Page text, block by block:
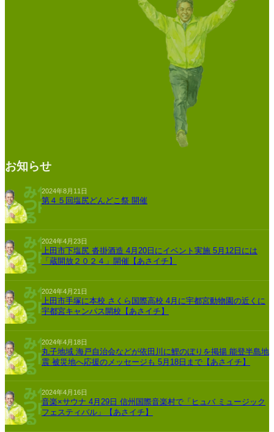
お知らせ
2024年8月11日
第４５回塩尻どんどこ祭 開催
2024年4月23日
上田市下塩尻 沓掛酒造 4月20日にイベント実施 5月12日には
「蔵開放２０２４」開催【あさイチ】
2024年4月21日
上田市手塚に本校 さくら国際高校 4月に宇都宮動物園の近くに
宇都宮キャンパス開校【あさイチ】
2024年4月18日
丸子地域 海戸自治会などが依田川に鯉のぼりを掲揚 能登半島地
震 被災地へ応援のメッセージも 5月18日まで【あさイチ】
2024年4月16日
音楽×サウナ 4月29日 信州国際音楽村で「ヒュバ ミュージック
フェスティバル」【あさイチ】